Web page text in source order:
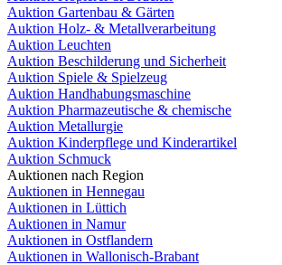
Auktion Gartenbau & Gärten
Auktion Holz- & Metallverarbeitung
Auktion Leuchten
Auktion Beschilderung und Sicherheit
Auktion Spiele & Spielzeug
Auktion Handhabungsmaschine
Auktion Pharmazeutische & chemische
Auktion Metallurgie
Auktion Kinderpflege und Kinderartikel
Auktion Schmuck
Auktionen nach Region
Auktionen in Hennegau
Auktionen in Lüttich
Auktionen in Namur
Auktionen in Ostflandern
Auktionen in Wallonisch-Brabant